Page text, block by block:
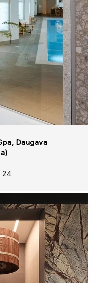
Daugava
24